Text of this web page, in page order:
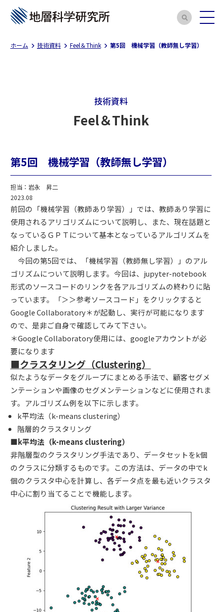
ホーム 技術資料 Feel＆Think 第5回 機械学習（教師無し学習）
技術資料
Feel＆Think
第5回 機械学習（教師無し学習）
担当：岩永 昇二
2023.08
前回の「機械学習（教師あり学習）」では、教師あり学習に
使用されるアリゴリズムについて説明し、また、現在話題と
なっているＧＰＴについて基本となっているアルゴリズムを
紹介しました。
今回の第5回では、「機械学習（教師無し学習）」のアル
ゴリズムについて説明します。今回は、jupyter-notebook
形式のソースコードのリンクを各アルゴリズムの終わりに貼
っています。「＞＞参考ソースコード」をクリックすると
Google Collaboratory＊が起動し、実行が可能になります
ので、是非ご自身で確認してみて下さい。
＊Google Collaboratory使用には、googleアカウントが必
要になります
■クラスタリング（Clustering）
似たようなデータをグループにまとめる手法で、顧客セグメ
ンテーションや画像のセグメンテーションなどに使用されま
す。アルゴリズム例を以下に示します。
k平均法（k-means clustering）
階層的クラスタリング
■k平均法（k-means clustering）
非階層型のクラスタリング手法であり、データセットをk個
のクラスに分類するものです。この方法は、データの中でk
個のクラスタ中心を計算し、各データ点を最も近いクラスタ
中心に割り当てることで機能します。